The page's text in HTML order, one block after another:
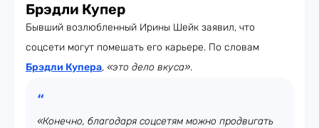
Брэдли Купер
Бывший возлюбленный Ирины Шейк заявил, что
соцсети могут помешать его карьере. По словам
Брэдли Купера, «это дело вкуса».
«Конечно, благодаря соцсетям можно продвигать